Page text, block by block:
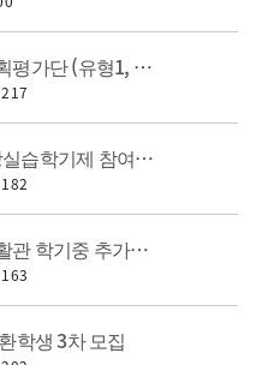
2026학년도 제8기 학생기획평가단 (유형1, 유형2) 모집 안내
217
2026학년도 하계학기 현장실습학기제 참여 실습생 모집 안내
182
2026학년도 1학기 학생생활관 학기중 추가모집(2차) 안내
163
학생 3차 모집